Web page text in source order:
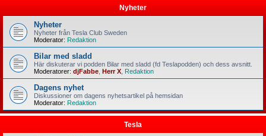
Nyheter
Nyheter
Nyheter från Tesla Club Sweden
Moderator: Redaktion
Bilar med sladd
Här diskuterar vi podden Bilar med sladd (fd Teslapodden) och dess avsnitt.
Moderatorer: djFabbe Herr X Redaktion
Dagens nyhet
Diskussioner om dagens nyhetsartikel på hemsidan
Moderator: Redaktion
Tesla